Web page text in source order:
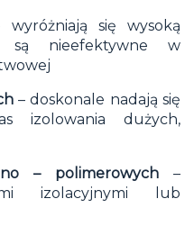
się wysoką
są nieefektywne w
– doskonale nadają się
izolowania dużych,
– polimerowych –
izolacyjnymi lub